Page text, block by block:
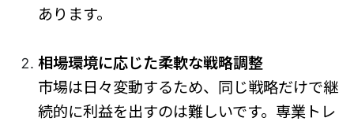
あります。
相場環境に応じた柔軟な戦略調整
市場は日々変動するため、同じ戦略だけで継
続的に利益を出すのは難しいです。専業トレ